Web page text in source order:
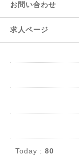
お問い合わせ
求人ページ
Today : 80